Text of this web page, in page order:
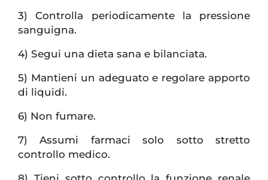
3) Controlla periodicamente la pressione
sanguigna.
4) Segui una dieta sana e bilanciata.
5) Mantieni un adeguato e regolare apporto
di liquidi.
6) Non fumare.
7) Assumi farmaci solo sotto stretto
controllo medico.